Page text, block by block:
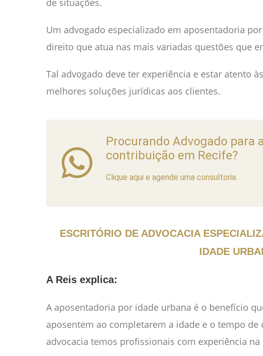
Um advogado especializado em aposentadoria
direito que atua nas mais variadas questões que
Tal advogado deve ter experiência e estar atento
melhores soluções jurídicas aos clientes.
Procurando Advogado para
contribuição em Recife?
Clique aqui e agende uma consultoria.
ESCRITÓRIO DE ADVOCACIA
IDADE
A Reis explica:
A aposentadoria por idade urbana é o benefício
aposentem ao completarem a idade e o tempo
advocacia temos profissionais com experiência